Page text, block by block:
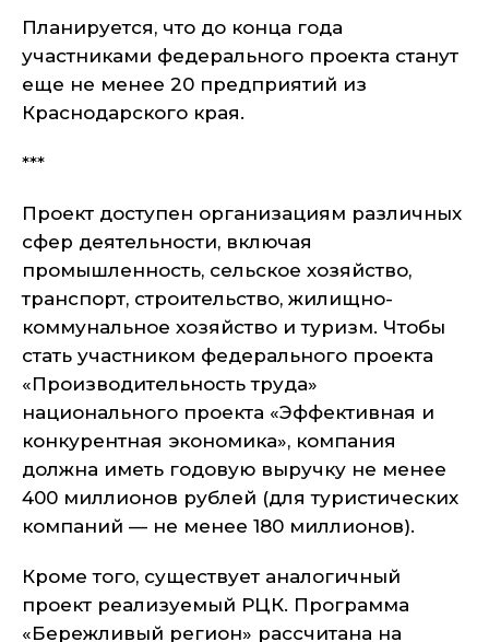
Планируется, что до конца года
участниками федерального проекта станут
еще не менее 20 предприятий из
Краснодарского края.
***
Проект доступен организациям различных
сфер деятельности, включая
промышленность, сельское хозяйство,
транспорт, строительство, жилищно-
коммунальное хозяйство и туризм. Чтобы
стать участником федерального проекта
«Производительность труда»
национального проекта «Эффективная и
конкурентная экономика», компания
должна иметь годовую выручку не менее
400 миллионов рублей (для туристических
компаний — не менее 180 миллионов).
Кроме того, существует аналогичный
проект реализуемый РЦК. Программа
«Бережливый регион» рассчитана на